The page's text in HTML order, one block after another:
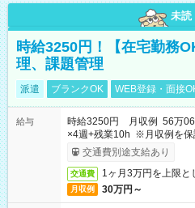
未読
時給3250円！【在宅勤務
理、課題管理
派遣 ブランクOK WEB登録・面接
給与
時給3250円 月収例 56万
×4週+残業10h ※月収例を保
交通費別途支給あり
交通費 1ヶ月3万円を上限と
月収例 30万円～